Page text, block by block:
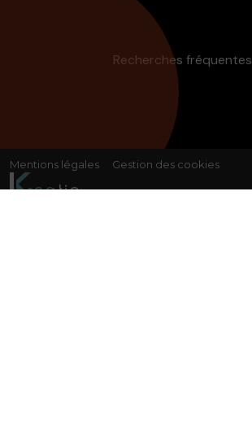
Recherches fréquentes
Mentions légales Gestion des cookies